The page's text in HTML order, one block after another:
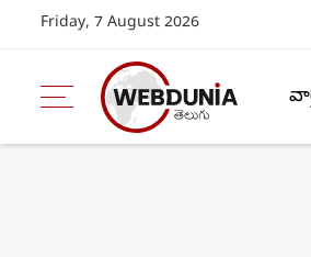
Friday, 7 August 2026